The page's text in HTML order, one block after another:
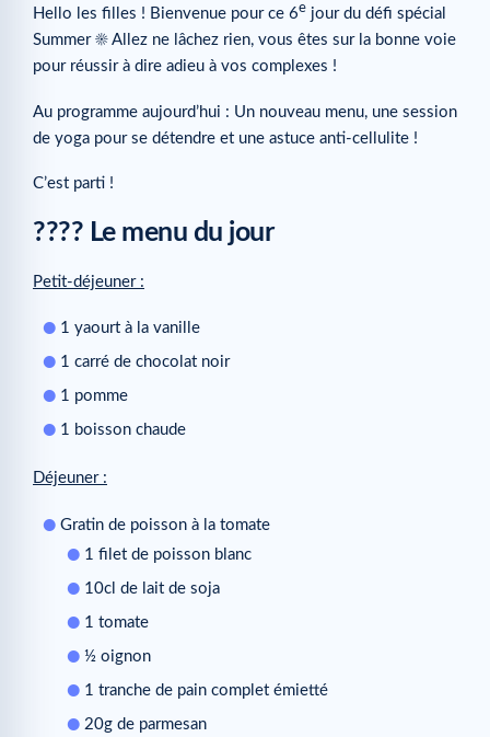
Hello les filles ! Bienvenue pour ce 6e jour du défi spécial
Summer ☀ Allez ne lâchez rien, vous êtes sur la bonne voie
pour réussir à dire adieu à vos complexes !
Au programme aujourd’hui : Un nouveau menu, une session
de yoga pour se détendre et une astuce anti-cellulite !
C’est parti !
???? Le menu du jour
Petit-déjeuner :
1 yaourt à la vanille
1 carré de chocolat noir
1 pomme
1 boisson chaude
Déjeuner :
Gratin de poisson à la tomate
1 filet de poisson blanc
10cl de lait de soja
1 tomate
½ oignon
1 tranche de pain complet émietté
20g de parmesan